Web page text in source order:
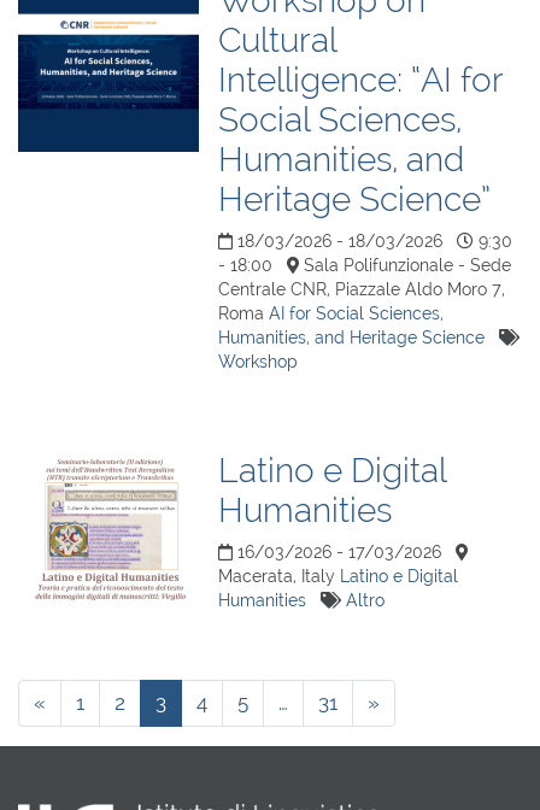
Cultural
Intelligence: “AI for
Social Sciences,
Humanities, and
Heritage Science”
18/03/2026 - 18/03/2026
9:30
- 18:00
Sala Polifunzionale - Sede
Centrale CNR, Piazzale Aldo Moro 7,
Roma AI for Social Sciences,
Humanities, and Heritage Science
Workshop
Latino e Digital
Humanities
16/03/2026 - 17/03/2026
Macerata, Italy
Latino e Digital
Humanities
Altro
« 1 2 3 4 5 … 31 »